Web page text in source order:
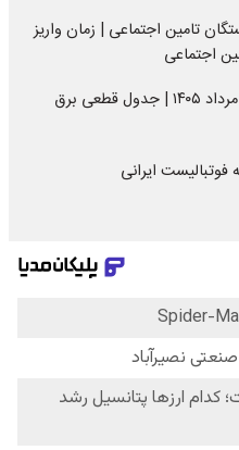
تامین اجتماعی | زمان واریز
اجتماعی
برنامه قطعی برق تهران یکشنبه ۱۸ مرداد ۱۴۰۵ | جدول قطعی برق
فوتبالیست ایرانی